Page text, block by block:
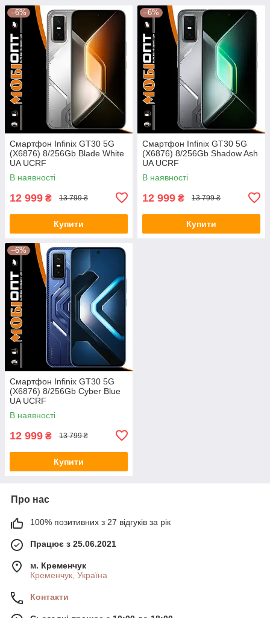
–6%
Смартфон Infinix GT30 5G
(X6876) 8/256Gb Blade White
UA UCRF
В наявності
12 999 ₴ 13 799 ₴
Купити
–6%
Смартфон Infinix GT30 5G
(X6876) 8/256Gb Shadow Ash
UA UCRF
В наявності
12 999 ₴ 13 799 ₴
Купити
–6%
Смартфон Infinix GT30 5G
(X6876) 8/256Gb Cyber Blue
UA UCRF
В наявності
12 999 ₴ 13 799 ₴
Купити
Про нас
100% позитивних з 27 відгуків за рік
Працює з 25.06.2021
м. Кременчук
Кременчук, Україна
Контакти